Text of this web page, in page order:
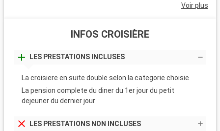
Voir plus
INFOS CROISIÈRE
LES PRESTATIONS INCLUSES
La croisiere en suite double selon la categorie choisie
La pension complete du diner du 1er jour du petit
dejeuner du dernier jour
LES PRESTATIONS NON INCLUSES